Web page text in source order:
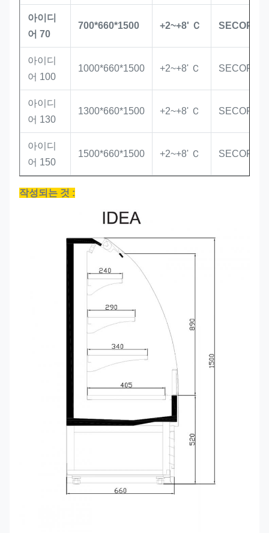
아이디
어 70
700*660*1500 +2~+8' Ｃ SECOP
아이디
어 100
1000*660*1500 +2~+8' Ｃ SECOP
아이디
어 130
1300*660*1500 +2~+8' Ｃ SECOP
아이디
어 150
1500*660*1500 +2~+8' Ｃ SECOP
작성되는 것 :